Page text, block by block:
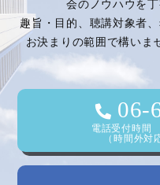
シ
ョ
ン
会のノウハウを
趣旨・目的、聴講対象者
お決まりの範囲で構いま
06-
電話受付時間
（時間外対